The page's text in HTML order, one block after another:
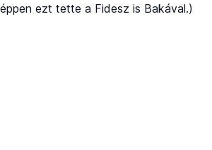
ezt tette a Fidesz is Bakával.)